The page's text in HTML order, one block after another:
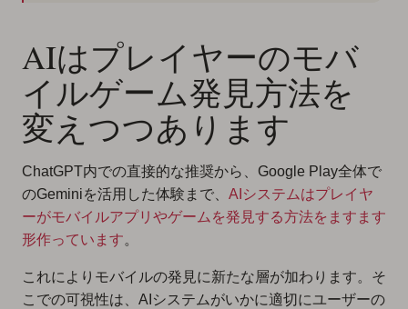
AIはプレイヤーのモバ
イルゲーム発見方法を
変えつつあります
ChatGPT内での直接的な推奨から、Google Play全体で
のGeminiを活用した体験まで、 AIシステムはプレイヤ
ーがモバイルアプリやゲームを発見する方法をますます
形作っています。
これによりモバイルの発見に新たな層が加わります。そ
こでの可視性は、AIシステムがいかに適切にユーザーの